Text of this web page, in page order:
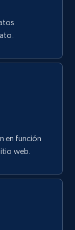
Now
date,
url, and
en función
web.